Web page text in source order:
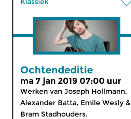
Ochtendeditie
ma 7 jan 2019 07:00 uur
Werken van Joseph Hollmann,
Alexander Batta, Emile Wesly &
Bram Stadhouders.